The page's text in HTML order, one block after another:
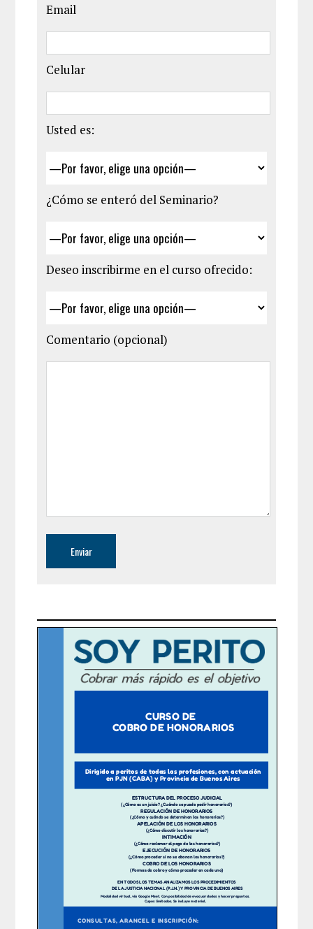
Email
Celular
Usted es:
¿Cómo se enteró del Seminario?
Deseo inscribirme en el curso ofrecido:
Comentario (opcional)